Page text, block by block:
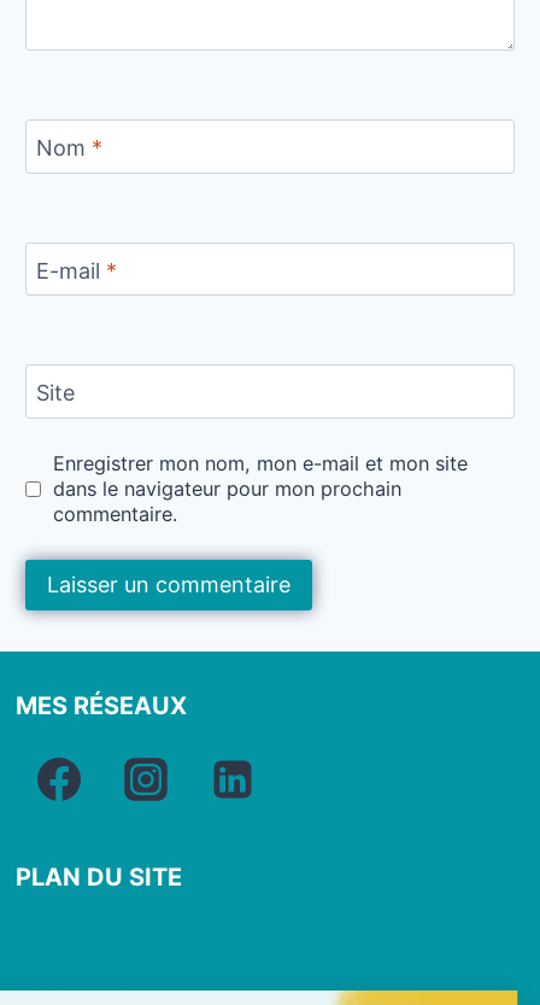
Nom *
E-mail *
Site
Enregistrer mon nom, mon e-mail et mon site
dans le navigateur pour mon prochain
commentaire.
MES RÉSEAUX
PLAN DU SITE
Soins quantiques